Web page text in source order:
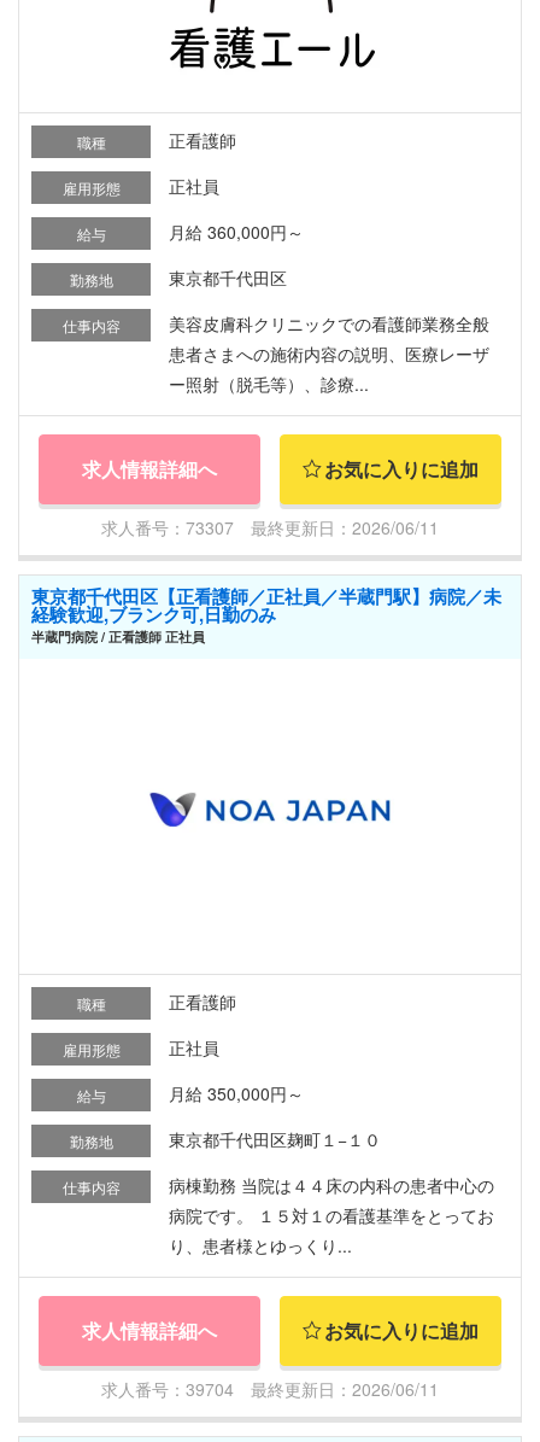
職種 正看護師
雇用形態 正社員
給与 月給 360,000円～
勤務地 東京都千代田区
仕事内容
美容皮膚科クリニックでの看護師業務全般
患者さまへの施術内容の説明、医療レーザ
ー照射（脱毛等）、診療...
求人情報詳細へ お気に入りに追加
求人番号：73307 最終更新日：2026/06/11
東京都千代田区【正看護師／正社員／半蔵門駅】病院／未
経験歓迎,ブランク可,日勤のみ
半蔵門病院 / 正看護師 正社員
職種 正看護師
雇用形態 正社員
給与 月給 350,000円～
勤務地 東京都千代田区麹町１−１０
仕事内容
病棟勤務 当院は４４床の内科の患者中心の
病院です。 １５対１の看護基準をとってお
り、患者様とゆっくり...
求人情報詳細へ お気に入りに追加
求人番号：39704 最終更新日：2026/06/11